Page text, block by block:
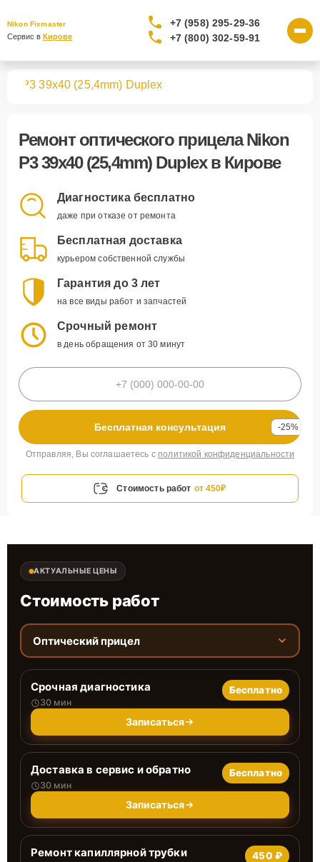
Nikon Fixmaster
Сервис в Кирове
+7 (958) 295-29-36
+7 (800) 302-59-91
P3 39x40 (25,4mm) Duplex
Ремонт оптического прицела Nikon
P3 39x40 (25,4mm) Duplexв Кирове
Диагностика бесплатно
даже при отказе от ремонта
Бесплатная доставка
курьером собственной службы
Гарантия до 3 лет
на все виды работ и запчастей
Срочный ремонт
в день обращения от 30 минут
Бесплатная консультация -25%
Отправляя, Вы соглашаетесь с политикой конфиденциальности
Стоимость работ от 450₽
АКТУАЛЬНЫЕ ЦЕНЫ
Стоимость работ
Оптический прицел
Срочная диагностика
30 мин
Бесплатно
Записаться
Доставка в сервис и обратно
30 мин
Бесплатно
Записаться
Ремонт капиллярной трубки 450 ₽